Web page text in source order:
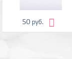
50 руб. 